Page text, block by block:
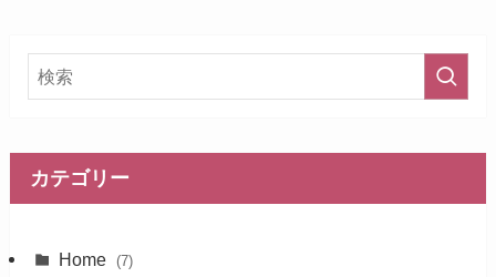
カテゴリー
Home (7)